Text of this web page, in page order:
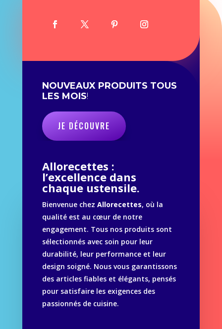
NOUVEAUX PRODUITS TOUS
LES MOIS!
JE DÉCOUVRE
Allorecettes :
l’excellence dans
chaque ustensile.
Bienvenue chez Allorecettes, où la
qualité est au cœur de notre
engagement. Tous nos produits sont
sélectionnés avec soin pour leur
durabilité, leur performance et leur
design soigné. Nous vous garantissons
des articles fiables et élégants, pensés
pour satisfaire les exigences des
passionnés de cuisine.